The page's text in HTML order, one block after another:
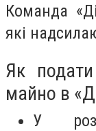
Команда
які
Як
майно в
У